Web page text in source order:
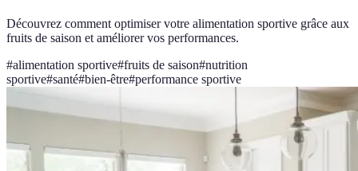
Découvrez comment optimiser votre alimentation sportive grâce aux
fruits de saison et améliorer vos performances.
#alimentation sportive#fruits de saison#nutrition
sportive#santé#bien-être#performance sportive